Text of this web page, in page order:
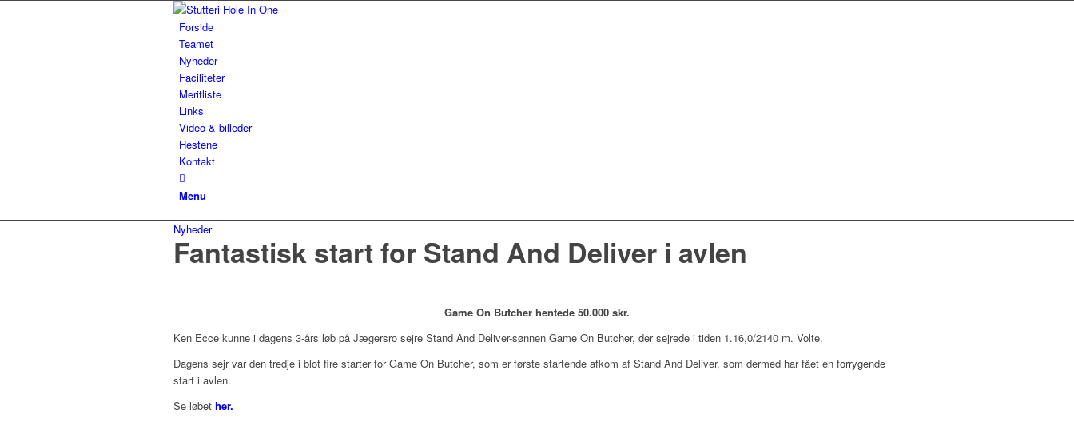
Forside
Teamet
Nyheder
Faciliteter
Meritliste
Links
Video & billeder
Hestene
Kontakt
Menu
Nyheder
Fantastisk start for Stand And Deliver i avlen
Game On Butcher hentede 50.000 skr.
Ken Ecce kunne i dagens 3-års løb på Jægersro sejre Stand And Deliver-sønnen Game On Butcher, der sejrede i tiden 1.16,0/2140 m. Volte.
Dagens sejr var den tredje i blot fire starter for Game On Butcher, som er første startende afkom af Stand And Deliver, som dermed har fået en forrygende
start i avlen.
Se løbet her.